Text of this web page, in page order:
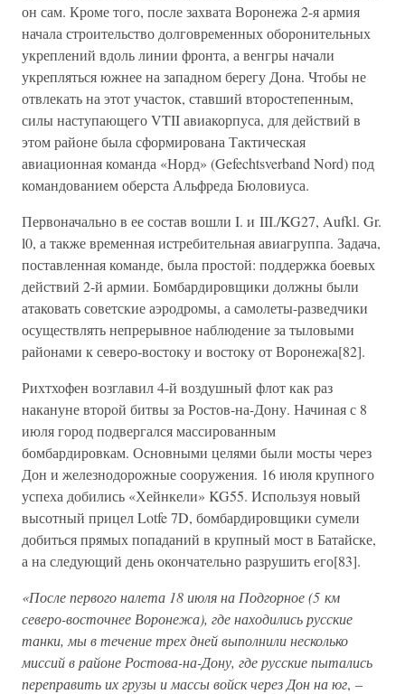
он сам. Кроме того, после захвата Воронежа 2-я армия
начала строительство долговременных оборонительных
укреплений вдоль линии фронта, а венгры начали
укрепляться южнее на западном берегу Дона. Чтобы не
отвлекать на этот участок, ставший второстепенным,
силы наступающего VTII авиакорпуса, для действий в
этом районе была сформирована Тактическая
авиационная команда «Норд» (Gefechtsverband Nord) под
командованием оберста Альфреда Бюловиуса.
Первоначально в ее состав вошли I. и III./KG27, Aufkl. Gr.
l0, а также временная истребительная авиагруппа. Задача,
поставленная команде, была простой: поддержка боевых
действий 2-й армии. Бомбардировщики должны были
атаковать советские аэродромы, а самолеты-разведчики
осуществлять непрерывное наблюдение за тыловыми
районами к северо-востоку и востоку от Воронежа[82].
Рихтхофен возглавил 4-й воздушный флот как раз
накануне второй битвы за Ростов-на-Дону. Начиная с 8
июля город подвергался массированным
бомбардировкам. Основными целями были мосты через
Дон и железнодорожные сооружения. 16 июля крупного
успеха добились «Хейнкели» KG55. Используя новый
высотный прицел Lotfe 7D, бомбардировщики сумели
добиться прямых попаданий в крупный мост в Батайске,
а на следующий день окончательно разрушить его[83].
«После первого налета 18 июля на Подгорное (5 км
северо-восточнее Воронежа), где находились русские
танки, мы в течение трех дней выполнили несколько
миссий в районе Ростова-на-Дону, где русские пытались
переправить их грузы и массы войск через Дон на юг, –